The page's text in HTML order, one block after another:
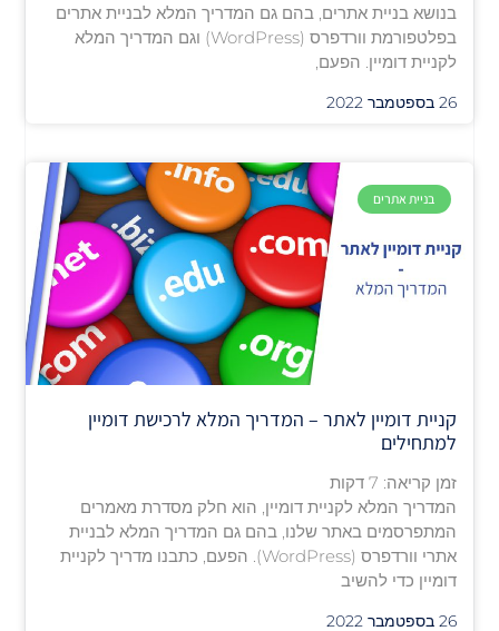
בנושא בניית אתרים, בהם גם המדריך המלא לבניית אתרים
בפלטפורמת וורדפרס (WordPress) וגם המדריך המלא
לקניית דומיין. הפעם,
26 בספטמבר 2022
בניית אתרים
קניית דומיין לאתר – המדריך המלא לרכישת דומיין
למתחילים
זמן קריאה: 7 דקות
המדריך המלא לקניית דומיין, הוא חלק מסדרת מאמרים
המתפרסמים באתר שלנו, בהם גם המדריך המלא לבניית
אתרי וורדפרס (WordPress). הפעם, כתבנו מדריך לקניית
דומיין כדי להשיב
26 בספטמבר 2022